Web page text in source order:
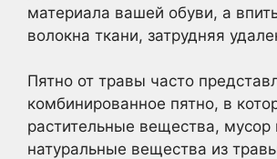
материала вашей обуви, а
волокна ткани, затрудняя
Пятно от травы часто
комбинированное пятно, в
растительные вещества, мусор
натуральные вещества из